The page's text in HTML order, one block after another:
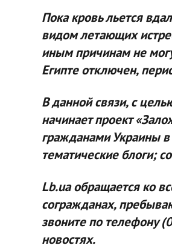
Пока кровь льется
видом летающих
иным причинам не
Египте отключен,
В данной связи, с
начинает проект
гражданами Украины в
тематические блоги;
Lb.uа обращается ко
согражданах,
звоните по телефону
новостях.